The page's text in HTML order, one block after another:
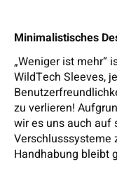
Minimalistisches
„Weniger ist mehr“
WildTech Sleeves,
zu verlieren!
wir es uns auch auf
Verschlusssysteme
Handhabung bleibt